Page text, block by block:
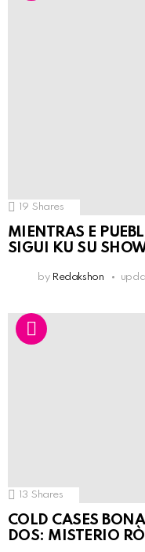
19 Shares
MIENTRAS E
SIGUI KU SU
by Redakshon
13 Shares
COLD CASES
DOS: MISTERIO